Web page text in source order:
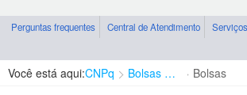
Perguntas frequentes Central de Atendimento Serviços
Você está aqui:CNPq Bolsas e Auxílios Vigentes Bolsas